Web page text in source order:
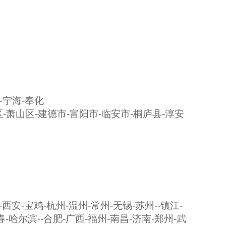
-宁海-奉化
-萧山区-建德市-富阳市-临安市-桐庐县-淳安
西安-宝鸡-杭州-温州-常州-无锡-苏州--镇江-
-哈尔滨--合肥-广西-福州-南昌-济南-郑州-武